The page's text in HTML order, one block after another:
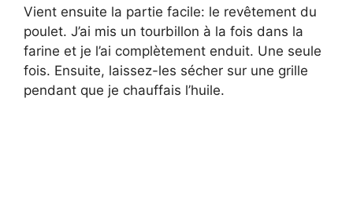
Vient ensuite la partie facile: le revêtement du
poulet. J’ai mis un tourbillon à la fois dans la
farine et je l’ai complètement enduit. Une seule
fois. Ensuite, laissez-les sécher sur une grille
pendant que je chauffais l’huile.